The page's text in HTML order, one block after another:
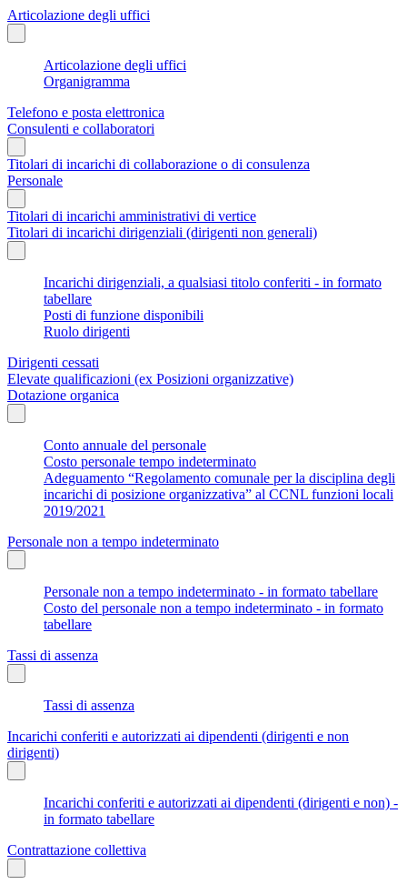
Articolazione degli uffici
Articolazione degli uffici
Organigramma
Telefono e posta elettronica
Consulenti e collaboratori
Titolari di incarichi di collaborazione o di consulenza
Personale
Titolari di incarichi amministrativi di vertice
Titolari di incarichi dirigenziali (dirigenti non generali)
Incarichi dirigenziali, a qualsiasi titolo conferiti - in formato
tabellare
Posti di funzione disponibili
Ruolo dirigenti
Dirigenti cessati
Elevate qualificazioni (ex Posizioni organizzative)
Dotazione organica
Conto annuale del personale
Costo personale tempo indeterminato
Adeguamento “Regolamento comunale per la disciplina degli
incarichi di posizione organizzativa” al CCNL funzioni locali
2019/2021
Personale non a tempo indeterminato
Personale non a tempo indeterminato - in formato tabellare
Costo del personale non a tempo indeterminato - in formato
tabellare
Tassi di assenza
Tassi di assenza
Incarichi conferiti e autorizzati ai dipendenti (dirigenti e non
dirigenti)
Incarichi conferiti e autorizzati ai dipendenti (dirigenti e non) -
in formato tabellare
Contrattazione collettiva